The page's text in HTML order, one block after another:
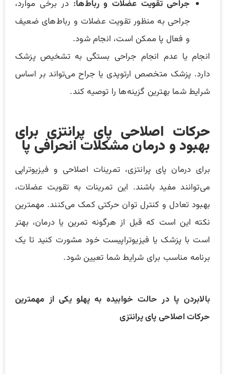
جراحی تقویت عضلات و رباط‌ها: در برخی موارد،
جراحی به منظور تقویت عضلات و رباط‌های ضعیف
و فعال پا ممکن است، انجام شود.
انجام یا عدم انجام جراحی بستگی به تشخیص پزشک
دارد. پزشک متخصص ارتوپدی یا جراح می‌تواند بر اساس
شرایط شما بهترین گزینه‌ها را توصیه کند.
حرکات اصلاحی پای پرانتزی برای
بهبود و درمان مشکلات انحرافی پا
برای درمان پای پرانتزی، تمرینات اصلاحی و فیزیوتراپی
می‌توانند مفید باشند. این تمرینات به تقویت عضلات،
بهبود تعادل و کنترل توان حرکتی کمک می‌کنند. مهمترین
نکته این است که قبل از هرگونه تمرین یا درمان، بهتر
است با پزشک یا فیزیوتراپیست خود مشورت کنید تا یک
برنامه مناسب برای شرایط شما تعیین شود.
بالابردن پا در حالت خوابیده به پهلو یکی از مهمترین
حرکات اصلاحی پای پرانتزی